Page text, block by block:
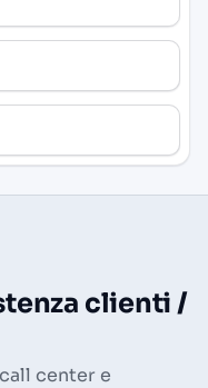
clienti /
center e